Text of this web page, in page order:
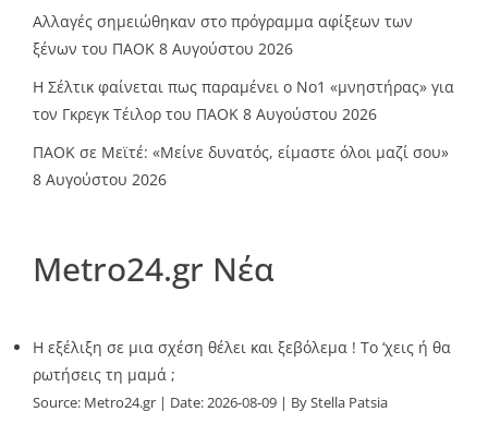
Αλλαγές σημειώθηκαν στο πρόγραμμα αφίξεων των
ξένων του ΠΑΟΚ 8 Αυγούστου 2026
Η Σέλτικ φαίνεται πως παραμένει ο Νο1 «μνηστήρας» για
τον Γκρεγκ Τέιλορ του ΠΑΟΚ 8 Αυγούστου 2026
ΠΑΟΚ σε Μεϊτέ: «Μείνε δυνατός, είμαστε όλοι μαζί σου»
8 Αυγούστου 2026
Metro24.gr Νέα
Η εξέλιξη σε μια σχέση θέλει και ξεβόλεμα ! Το ‘χεις ή θα
ρωτήσεις τη μαμά ;
Source: Metro24.gr Date: 2026-08-09 By Stella Patsia